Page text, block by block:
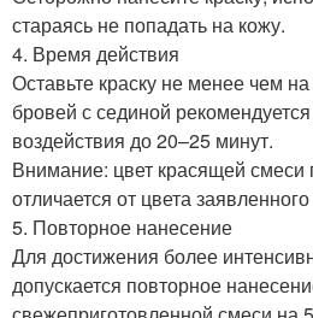
стараясь не попадать на кожу.
4. Время действия
Оставьте краску не менее чем
бровей с сединой
воздействия до 20–25 минут.
Внимание: цвет красящей смеси
отличается от цвета
5. Повторное нанесение
Для достижения более
допускается повторное